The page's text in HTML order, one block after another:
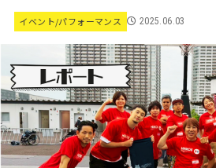
イベント/パフォーマンス 2025.06.03